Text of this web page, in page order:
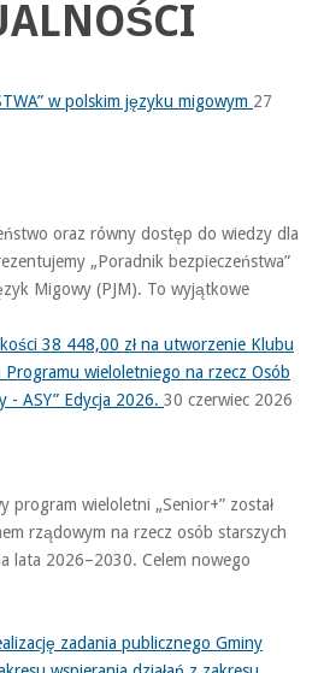
w polskim języku migowym 27
oraz równy dostęp do wiedzy dla
„Poradnik bezpieczeństwa”
Migowy (PJM). To wyjątkowe
38 448,00 zł na utworzenie Klubu
wieloletniego na rzecz Osób
- ASY” Edycja 2026. 30 czerwiec 2026
program wieloletni „Senior+” został
rządowym na rzecz osób starszych
lata 2026–2030. Celem nowego
zadania publicznego Gminy